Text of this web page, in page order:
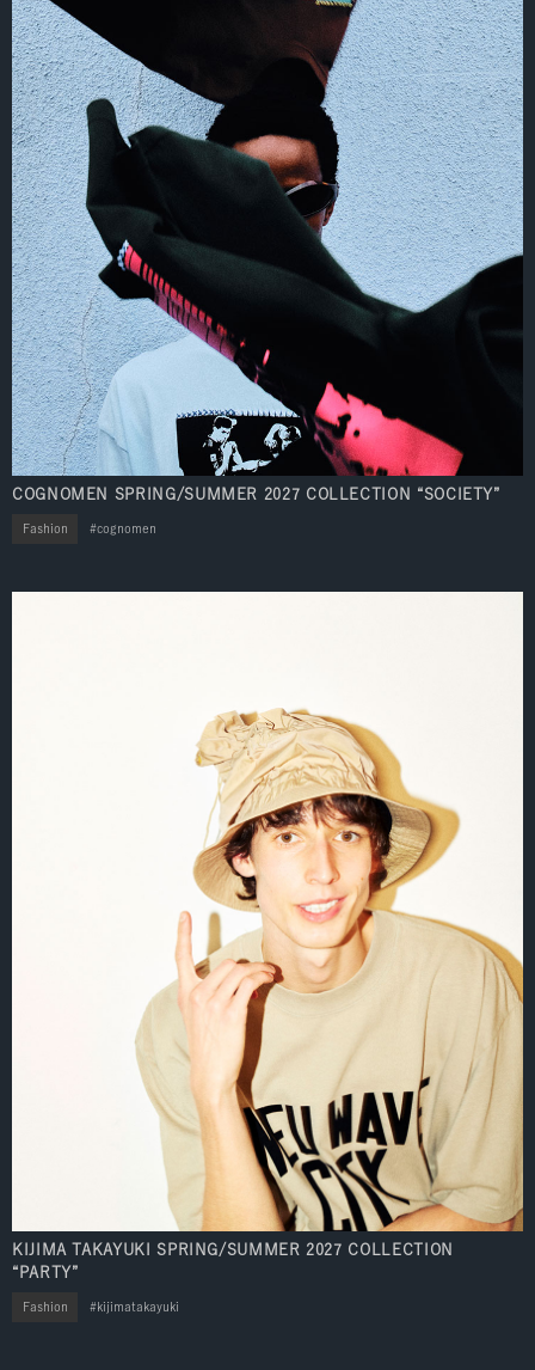
COGNOMEN SPRING/SUMMER 2027 COLLECTION “SOCIETY”
Fashion cognomen
KIJIMA TAKAYUKI SPRING/SUMMER 2027 COLLECTION
“PARTY”
Fashion kijimatakayuki